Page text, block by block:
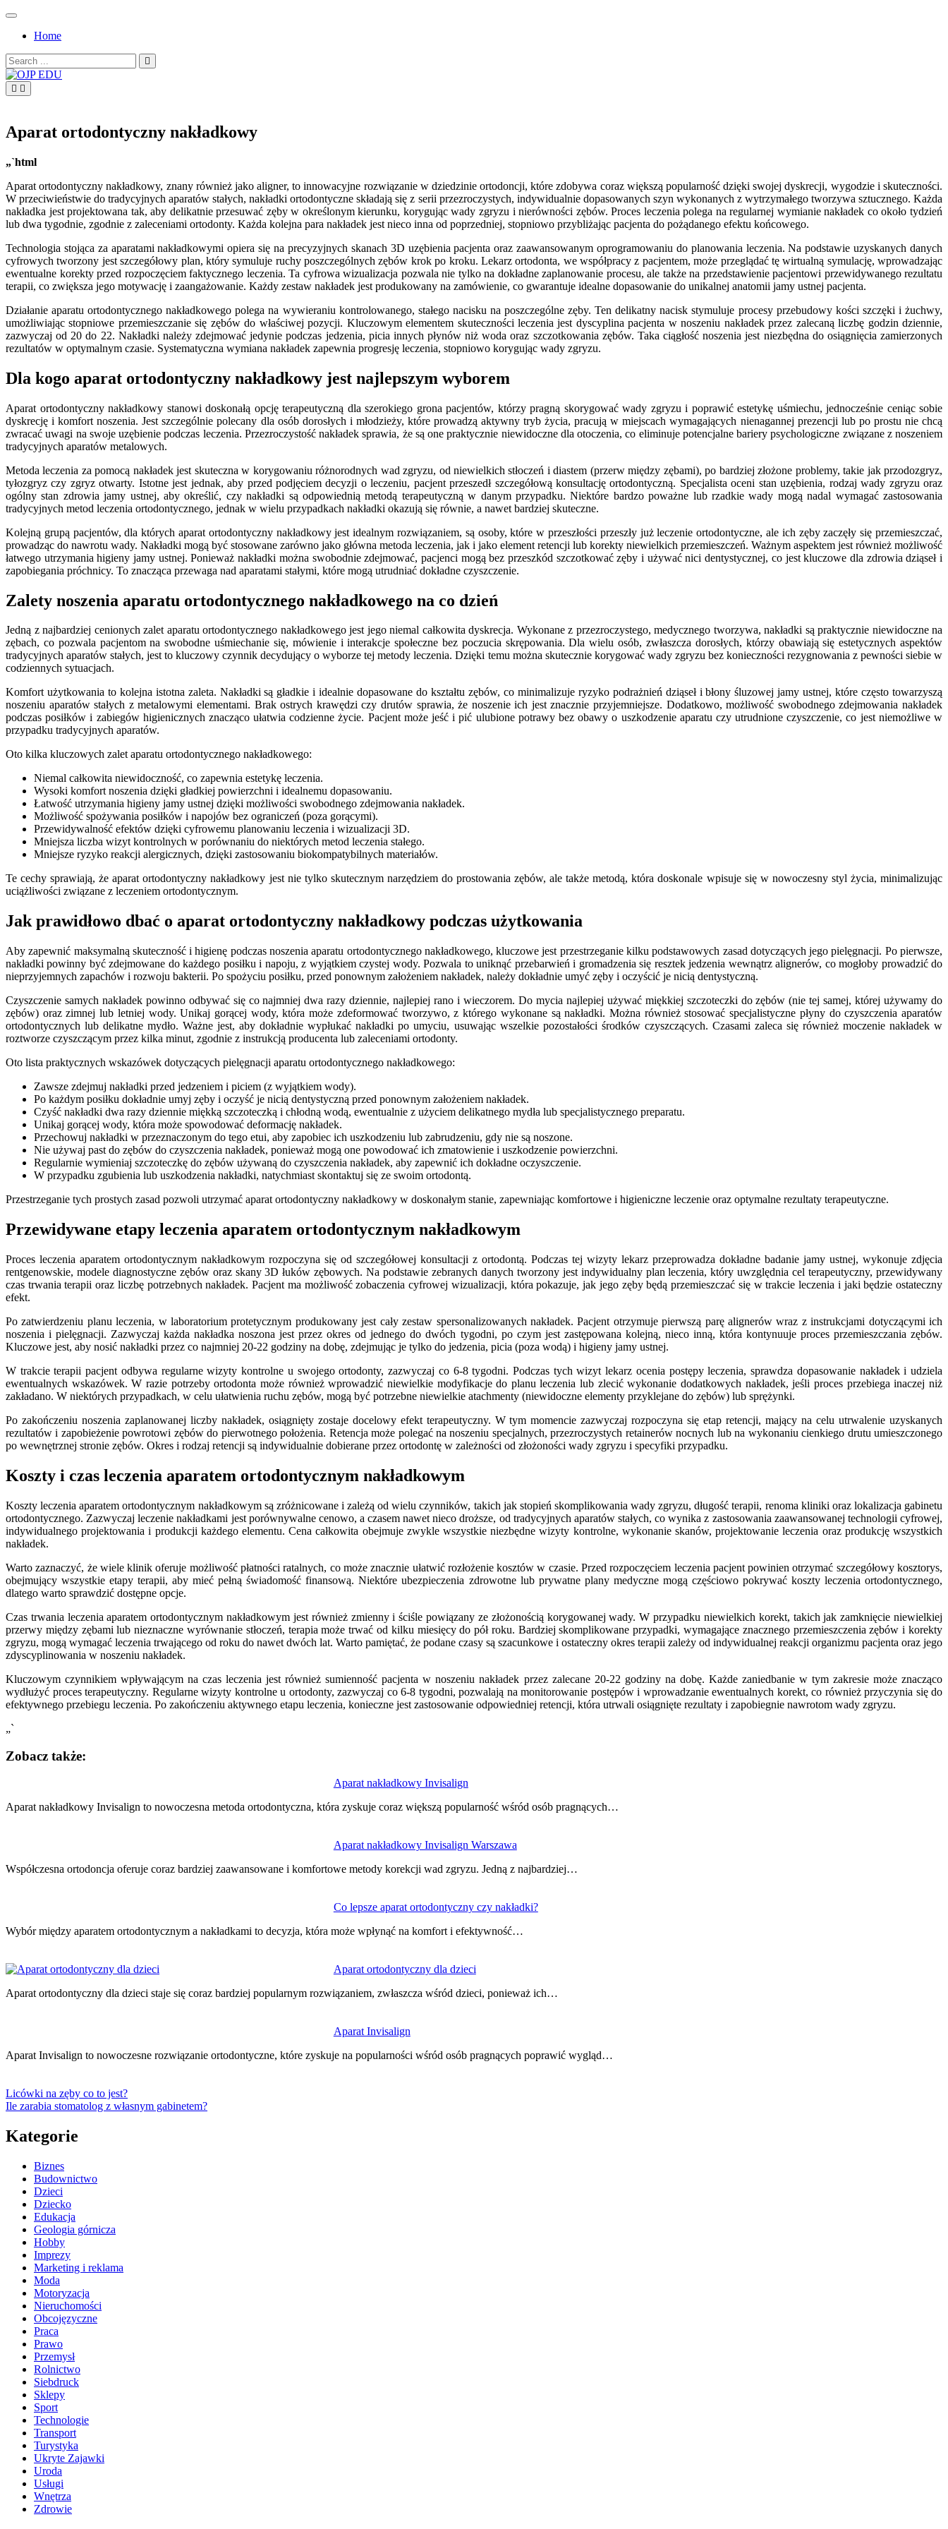
Skip
contentHome
Search
for:
Aparat ortodontyczny nakładkowy
„`html
Aparat ortodontyczny nakładkowy, znany również jako aligner, to innowacyjne rozwiązanie w dziedzinie ortodoncji, które zdobywa coraz większą popularność dzięki swojej dyskrecji, wygodzie i skuteczności.
W przeciwieństwie do tradycyjnych aparatów stałych, nakładki ortodontyczne składają się z serii przezroczystych, indywidualnie dopasowanych szyn wykonanych z wytrzymałego tworzywa sztucznego. Każda
nakładka jest projektowana tak, aby delikatnie przesuwać zęby w określonym kierunku, korygując wady zgryzu i nierówności zębów. Proces leczenia polega na regularnej wymianie nakładek co około tydzień
lub dwa tygodnie, zgodnie z zaleceniami ortodonty. Każda kolejna para nakładek jest nieco inna od poprzedniej, stopniowo przybliżając pacjenta do pożądanego efektu końcowego.
Technologia stojąca za aparatami nakładkowymi opiera się na precyzyjnych skanach 3D uzębienia pacjenta oraz zaawansowanym oprogramowaniu do planowania leczenia. Na podstawie uzyskanych danych
cyfrowych tworzony jest szczegółowy plan, który symuluje ruchy poszczególnych zębów krok po kroku. Lekarz ortodonta, we współpracy z pacjentem, może przeglądać tę wirtualną symulację, wprowadzając
ewentualne korekty przed rozpoczęciem faktycznego leczenia. Ta cyfrowa wizualizacja pozwala nie tylko na dokładne zaplanowanie procesu, ale także na przedstawienie pacjentowi przewidywanego rezultatu
terapii, co zwiększa jego motywację i zaangażowanie. Każdy zestaw nakładek jest produkowany na zamówienie, co gwarantuje idealne dopasowanie do unikalnej anatomii jamy ustnej pacjenta.
Działanie aparatu ortodontycznego nakładkowego polega na wywieraniu kontrolowanego, stałego nacisku na poszczególne zęby. Ten delikatny nacisk stymuluje procesy przebudowy kości szczęki i żuchwy,
umożliwiając stopniowe przemieszczanie się zębów do właściwej pozycji. Kluczowym elementem skuteczności leczenia jest dyscyplina pacjenta w noszeniu nakładek przez zalecaną liczbę godzin dziennie,
zazwyczaj od 20 do 22. Nakładki należy zdejmować jedynie podczas jedzenia, picia innych płynów niż woda oraz szczotkowania zębów. Taka ciągłość noszenia jest niezbędna do osiągnięcia zamierzonych
rezultatów w optymalnym czasie. Systematyczna wymiana nakładek zapewnia progresję leczenia, stopniowo korygując wady zgryzu.
Dla kogo aparat ortodontyczny nakładkowy jest najlepszym wyborem
Aparat ortodontyczny nakładkowy stanowi doskonałą opcję terapeutyczną dla szerokiego grona pacjentów, którzy pragną skorygować wady zgryzu i poprawić estetykę uśmiechu, jednocześnie ceniąc sobie
dyskrecję i komfort noszenia. Jest szczególnie polecany dla osób dorosłych i młodzieży, które prowadzą aktywny tryb życia, pracują w miejscach wymagających nienagannej prezencji lub po prostu nie chcą
zwracać uwagi na swoje uzębienie podczas leczenia. Przezroczystość nakładek sprawia, że są one praktycznie niewidoczne dla otoczenia, co eliminuje potencjalne bariery psychologiczne związane z noszeniem
tradycyjnych aparatów metalowych.
Metoda leczenia za pomocą nakładek jest skuteczna w korygowaniu różnorodnych wad zgryzu, od niewielkich stłoczeń i diastem (przerw między zębami), po bardziej złożone problemy, takie jak przodozgryz,
tyłozgryz czy zgryz otwarty. Istotne jest jednak, aby przed podjęciem decyzji o leczeniu, pacjent przeszedł szczegółową konsultację ortodontyczną. Specjalista oceni stan uzębienia, rodzaj wady zgryzu oraz
ogólny stan zdrowia jamy ustnej, aby określić, czy nakładki są odpowiednią metodą terapeutyczną w danym przypadku. Niektóre bardzo poważne lub rzadkie wady mogą nadal wymagać zastosowania
tradycyjnych metod leczenia ortodontycznego, jednak w wielu przypadkach nakładki okazują się równie, a nawet bardziej skuteczne.
Kolejną grupą pacjentów, dla których aparat ortodontyczny nakładkowy jest idealnym rozwiązaniem, są osoby, które w przeszłości przeszły już leczenie ortodontyczne, ale ich zęby zaczęły się przemieszczać,
prowadząc do nawrotu wady. Nakładki mogą być stosowane zarówno jako główna metoda leczenia, jak i jako element retencji lub korekty niewielkich przemieszczeń. Ważnym aspektem jest również możliwość
łatwego utrzymania higieny jamy ustnej. Ponieważ nakładki można swobodnie zdejmować, pacjenci mogą bez przeszkód szczotkować zęby i używać nici dentystycznej, co jest kluczowe dla zdrowia dziąseł i
zapobiegania próchnicy. To znacząca przewaga nad aparatami stałymi, które mogą utrudniać dokładne czyszczenie.
Zalety noszenia aparatu ortodontycznego nakładkowego na co dzień
Jedną z najbardziej cenionych zalet aparatu ortodontycznego nakładkowego jest jego niemal całkowita dyskrecja. Wykonane z przezroczystego, medycznego tworzywa, nakładki są praktycznie niewidoczne na
zębach, co pozwala pacjentom na swobodne uśmiechanie się, mówienie i interakcje społeczne bez poczucia skrępowania. Dla wielu osób, zwłaszcza dorosłych, którzy obawiają się estetycznych aspektów
tradycyjnych aparatów stałych, jest to kluczowy czynnik decydujący o wyborze tej metody leczenia. Dzięki temu można skutecznie korygować wady zgryzu bez konieczności rezygnowania z pewności siebie w
codziennych sytuacjach.
Komfort użytkowania to kolejna istotna zaleta. Nakładki są gładkie i idealnie dopasowane do kształtu zębów, co minimalizuje ryzyko podrażnień dziąseł i błony śluzowej jamy ustnej, które często towarzyszą
noszeniu aparatów stałych z metalowymi elementami. Brak ostrych krawędzi czy drutów sprawia, że noszenie ich jest znacznie przyjemniejsze. Dodatkowo, możliwość swobodnego zdejmowania nakładek
podczas posiłków i zabiegów higienicznych znacząco ułatwia codzienne życie. Pacjent może jeść i pić ulubione potrawy bez obawy o uszkodzenie aparatu czy utrudnione czyszczenie, co jest niemożliwe w
przypadku tradycyjnych aparatów.
Oto kilka kluczowych zalet aparatu ortodontycznego nakładkowego:
Niemal całkowita niewidoczność, co zapewnia estetykę leczenia.
Wysoki komfort noszenia dzięki gładkiej powierzchni i idealnemu dopasowaniu.
Łatwość utrzymania higieny jamy ustnej dzięki możliwości swobodnego zdejmowania nakładek.
Możliwość spożywania posiłków i napojów bez ograniczeń (poza gorącymi).
Przewidywalność efektów dzięki cyfrowemu planowaniu leczenia i wizualizacji 3D.
Mniejsza liczba wizyt kontrolnych w porównaniu do niektórych metod leczenia stałego.
Mniejsze ryzyko reakcji alergicznych, dzięki zastosowaniu biokompatybilnych materiałów.
Te cechy sprawiają, że aparat ortodontyczny nakładkowy jest nie tylko skutecznym narzędziem do prostowania zębów, ale także metodą, która doskonale wpisuje się w nowoczesny styl życia, minimalizując
uciążliwości związane z leczeniem ortodontycznym.
Jak prawidłowo dbać o aparat ortodontyczny nakładkowy podczas użytkowania
Aby zapewnić maksymalną skuteczność i higienę podczas noszenia aparatu ortodontycznego nakładkowego, kluczowe jest przestrzeganie kilku podstawowych zasad dotyczących jego pielęgnacji. Po pierwsze,
nakładki powinny być zdejmowane do każdego posiłku i napoju, z wyjątkiem czystej wody. Pozwala to uniknąć przebarwień i gromadzenia się resztek jedzenia wewnątrz alignerów, co mogłoby prowadzić do
nieprzyjemnych zapachów i rozwoju bakterii. Po spożyciu posiłku, przed ponownym założeniem nakładek, należy dokładnie umyć zęby i oczyścić je nicią dentystyczną.
Czyszczenie samych nakładek powinno odbywać się co najmniej dwa razy dziennie, najlepiej rano i wieczorem. Do mycia najlepiej używać miękkiej szczoteczki do zębów (nie tej samej, której używamy do
zębów) oraz zimnej lub letniej wody. Unikaj gorącej wody, która może zdeformować tworzywo, z którego wykonane są nakładki. Można również stosować specjalistyczne płyny do czyszczenia aparatów
ortodontycznych lub delikatne mydło. Ważne jest, aby dokładnie wypłukać nakładki po umyciu, usuwając wszelkie pozostałości środków czyszczących. Czasami zaleca się również moczenie nakładek w
roztworze czyszczącym przez kilka minut, zgodnie z instrukcją producenta lub zaleceniami ortodonty.
Oto lista praktycznych wskazówek dotyczących pielęgnacji aparatu ortodontycznego nakładkowego:
Zawsze zdejmuj nakładki przed jedzeniem i piciem (z wyjątkiem wody).
Po każdym posiłku dokładnie umyj zęby i oczyść je nicią dentystyczną przed ponownym założeniem nakładek.
Czyść nakładki dwa razy dziennie miękką szczoteczką i chłodną wodą, ewentualnie z użyciem delikatnego mydła lub specjalistycznego preparatu.
Unikaj gorącej wody, która może spowodować deformację nakładek.
Przechowuj nakładki w przeznaczonym do tego etui, aby zapobiec ich uszkodzeniu lub zabrudzeniu, gdy nie są noszone.
Nie używaj past do zębów do czyszczenia nakładek, ponieważ mogą one powodować ich zmatowienie i uszkodzenie powierzchni.
Regularnie wymieniaj szczoteczkę do zębów używaną do czyszczenia nakładek, aby zapewnić ich dokładne oczyszczenie.
W przypadku zgubienia lub uszkodzenia nakładki, natychmiast skontaktuj się ze swoim ortodontą.
Przestrzeganie tych prostych zasad pozwoli utrzymać aparat ortodontyczny nakładkowy w doskonałym stanie, zapewniając komfortowe i higieniczne leczenie oraz optymalne rezultaty terapeutyczne.
Przewidywane etapy leczenia aparatem ortodontycznym nakładkowym
Proces leczenia aparatem ortodontycznym nakładkowym rozpoczyna się od szczegółowej konsultacji z ortodontą. Podczas tej wizyty lekarz przeprowadza dokładne badanie jamy ustnej, wykonuje zdjęcia
rentgenowskie, modele diagnostyczne zębów oraz skany 3D łuków zębowych. Na podstawie zebranych danych tworzony jest indywidualny plan leczenia, który uwzględnia cel terapeutyczny, przewidywany
czas trwania terapii oraz liczbę potrzebnych nakładek. Pacjent ma możliwość zobaczenia cyfrowej wizualizacji, która pokazuje, jak jego zęby będą przemieszczać się w trakcie leczenia i jaki będzie ostateczny
efekt.
Po zatwierdzeniu planu leczenia, w laboratorium protetycznym produkowany jest cały zestaw spersonalizowanych nakładek. Pacjent otrzymuje pierwszą parę alignerów wraz z instrukcjami dotyczącymi ich
noszenia i pielęgnacji. Zazwyczaj każda nakładka noszona jest przez okres od jednego do dwóch tygodni, po czym jest zastępowana kolejną, nieco inną, która kontynuuje proces przemieszczania zębów.
Kluczowe jest, aby nosić nakładki przez co najmniej 20-22 godziny na dobę, zdejmując je tylko do jedzenia, picia (poza wodą) i higieny jamy ustnej.
W trakcie terapii pacjent odbywa regularne wizyty kontrolne u swojego ortodonty, zazwyczaj co 6-8 tygodni. Podczas tych wizyt lekarz ocenia postępy leczenia, sprawdza dopasowanie nakładek i udziela
ewentualnych wskazówek. W razie potrzeby ortodonta może również wprowadzić niewielkie modyfikacje do planu leczenia lub zlecić wykonanie dodatkowych nakładek, jeśli proces przebiega inaczej niż
zakładano. W niektórych przypadkach, w celu ułatwienia ruchu zębów, mogą być potrzebne niewielkie atachmenty (niewidoczne elementy przyklejane do zębów) lub sprężynki.
Po zakończeniu noszenia zaplanowanej liczby nakładek, osiągnięty zostaje docelowy efekt terapeutyczny. W tym momencie zazwyczaj rozpoczyna się etap retencji, mający na celu utrwalenie uzyskanych
rezultatów i zapobieżenie powrotowi zębów do pierwotnego położenia. Retencja może polegać na noszeniu specjalnych, przezroczystych retainerów nocnych lub na wykonaniu cienkiego drutu umieszczonego
po wewnętrznej stronie zębów. Okres i rodzaj retencji są indywidualnie dobierane przez ortodontę w zależności od złożoności wady zgryzu i specyfiki przypadku.
Koszty i czas leczenia aparatem ortodontycznym nakładkowym
Koszty leczenia aparatem ortodontycznym nakładkowym są zróżnicowane i zależą od wielu czynników, takich jak stopień skomplikowania wady zgryzu, długość terapii, renoma kliniki oraz lokalizacja gabinetu
ortodontycznego. Zazwyczaj leczenie nakładkami jest porównywalne cenowo, a czasem nawet nieco droższe, od tradycyjnych aparatów stałych, co wynika z zastosowania zaawansowanej technologii cyfrowej,
indywidualnego projektowania i produkcji każdego elementu. Cena całkowita obejmuje zwykle wszystkie niezbędne wizyty kontrolne, wykonanie skanów, projektowanie leczenia oraz produkcję wszystkich
nakładek.
Warto zaznaczyć, że wiele klinik oferuje możliwość płatności ratalnych, co może znacznie ułatwić rozłożenie kosztów w czasie. Przed rozpoczęciem leczenia pacjent powinien otrzymać szczegółowy kosztorys,
obejmujący wszystkie etapy terapii, aby mieć pełną świadomość finansową. Niektóre ubezpieczenia zdrowotne lub prywatne plany medyczne mogą częściowo pokrywać koszty leczenia ortodontycznego,
dlatego warto sprawdzić dostępne opcje.
Czas trwania leczenia aparatem ortodontycznym nakładkowym jest również zmienny i ściśle powiązany ze złożonością korygowanej wady. W przypadku niewielkich korekt, takich jak zamknięcie niewielkiej
przerwy między zębami lub nieznaczne wyrównanie stłoczeń, terapia może trwać od kilku miesięcy do pół roku. Bardziej skomplikowane przypadki, wymagające znacznego przemieszczenia zębów i korekty
zgryzu, mogą wymagać leczenia trwającego od roku do nawet dwóch lat. Warto pamiętać, że podane czasy są szacunkowe i ostateczny okres terapii zależy od indywidualnej reakcji organizmu pacjenta oraz jego
zdyscyplinowania w noszeniu nakładek.
Kluczowym czynnikiem wpływającym na czas leczenia jest również sumienność pacjenta w noszeniu nakładek przez zalecane 20-22 godziny na dobę. Każde zaniedbanie w tym zakresie może znacząco
wydłużyć proces terapeutyczny. Regularne wizyty kontrolne u ortodonty, zazwyczaj co 6-8 tygodni, pozwalają na monitorowanie postępów i wprowadzanie ewentualnych korekt, co również przyczynia się do
efektywnego przebiegu leczenia. Po zakończeniu aktywnego etapu leczenia, konieczne jest zastosowanie odpowiedniej retencji, która utrwali osiągnięte rezultaty i zapobiegnie nawrotom wady zgryzu.
„`
Zobacz także:
Aparat nakładkowy Invisalign
Aparat nakładkowy Invisalign to nowoczesna metoda ortodontyczna, która zyskuje coraz większą popularność wśród osób pragnących…
Aparat nakładkowy Invisalign Warszawa
Współczesna ortodoncja oferuje coraz bardziej zaawansowane i komfortowe metody korekcji wad zgryzu. Jedną z najbardziej…
Co lepsze aparat ortodontyczny czy nakładki?
Wybór między aparatem ortodontycznym a nakładkami to decyzja, która może wpłynąć na komfort i efektywność…
Aparat ortodontyczny dla dzieci
Aparat ortodontyczny dla dzieci staje się coraz bardziej popularnym rozwiązaniem, zwłaszcza wśród dzieci, ponieważ ich…
Aparat Invisalign
Aparat Invisalign to nowoczesne rozwiązanie ortodontyczne, które zyskuje na popularności wśród osób pragnących poprawić wygląd…
wpisu
Licówki na zęby co to jest?
Ile zarabia stomatolog z własnym gabinetem?
Kategorie
Biznes
Budownictwo
Dzieci
Dziecko
Edukacja
Geologia górnicza
Hobby
Imprezy
Marketing i reklama
Moda
Motoryzacja
Nieruchomości
Obcojęzyczne
Praca
Prawo
Przemysł
Rolnictwo
Siebdruck
Sklepy
Sport
Technologie
Transport
Turystyka
Ukryte Zajawki
Uroda
Usługi
Wnętrza
Zdrowie